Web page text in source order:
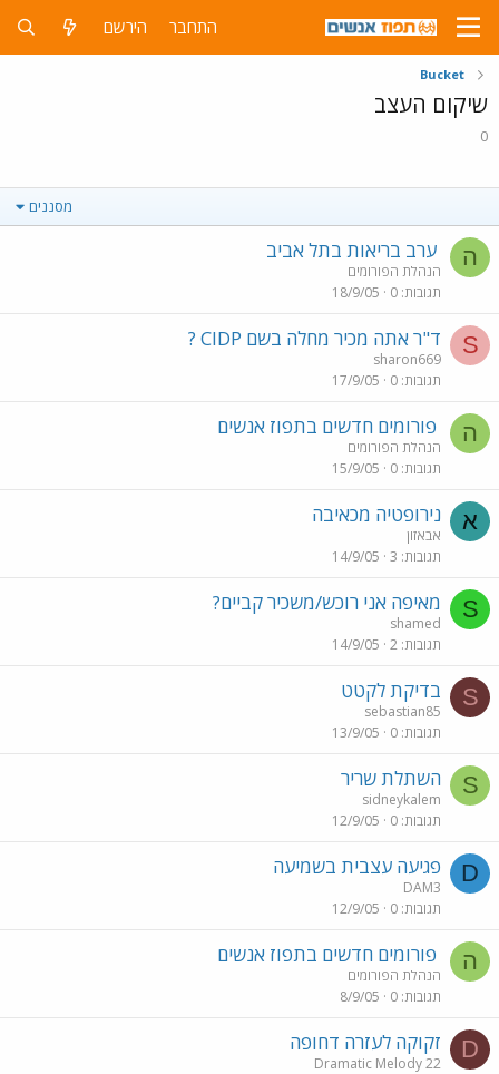
התחבר הירשם
Bucket
שיקום העצב
0
מסננים
ה ערב בריאות בתל אביב
הנהלת הפורומים
תגובות 0
18/9/05
S ד"ר אתה מכיר מחלה בשם CIDP ?
sharon669
תגובות 0
17/9/05
ה פורומים חדשים בתפוז אנשים
הנהלת הפורומים
תגובות 0
15/9/05
א נירופטיה מכאיבה
אבאזון
תגובות 3
14/9/05
S מאיפה אני רוכש/משכיר קביים?
shamed
תגובות 2
14/9/05
S בדיקת לקטט
sebastian85
תגובות 0
13/9/05
S השתלת שריר
sidneykalem
תגובות 0
12/9/05
D פגיעה עצבית בשמיעה
DAM3
תגובות 0
12/9/05
ה פורומים חדשים בתפוז אנשים
הנהלת הפורומים
תגובות 0
8/9/05
D זקוקה לעזרה דחופה
Dramatic Melody 22